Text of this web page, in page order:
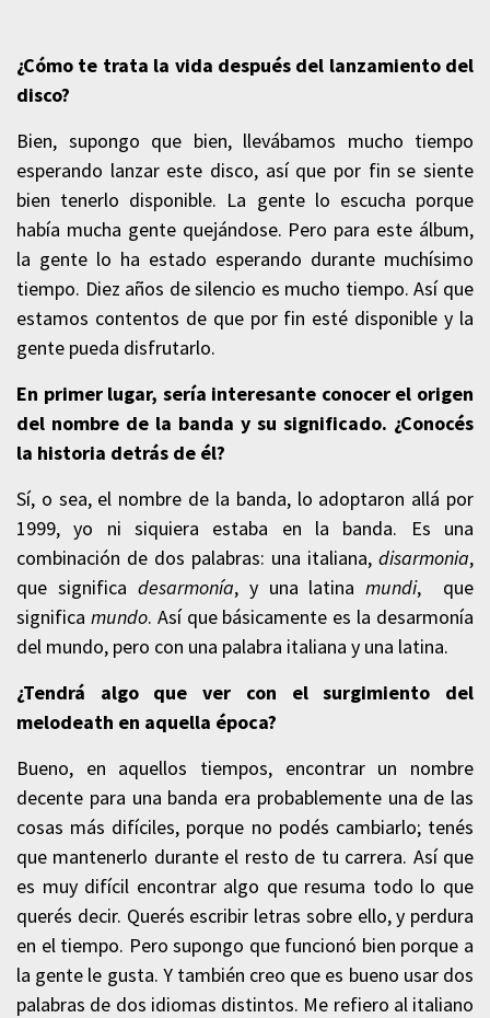
¿Cómo te trata la vida después del lanzamiento del
disco?
Bien, supongo que bien, llevábamos mucho tiempo
esperando lanzar este disco, así que por fin se siente
bien tenerlo disponible. La gente lo escucha porque
había mucha gente quejándose. Pero para este álbum,
la gente lo ha estado esperando durante muchísimo
tiempo. Diez años de silencio es mucho tiempo. Así que
estamos contentos de que por fin esté disponible y la
gente pueda disfrutarlo.
En primer lugar, sería interesante conocer el origen
del nombre de la banda y su significado. ¿Conocés
la historia detrás de él?
Sí, o sea, el nombre de la banda, lo adoptaron allá por
1999, yo ni siquiera estaba en la banda. Es una
combinación de dos palabras: una italiana, disarmonia,
que significa desarmonía, y una latinamundi, que
significa mundo. Así que básicamente es la desarmonía
del mundo, pero con una palabra italiana y una latina.
¿Tendrá algo que ver con el surgimiento del
melodeath en aquella época?
Bueno, en aquellos tiempos, encontrar un nombre
decente para una banda era probablemente una de las
cosas más difíciles, porque no podés cambiarlo; tenés
que mantenerlo durante el resto de tu carrera. Así que
es muy difícil encontrar algo que resuma todo lo que
querés decir. Querés escribir letras sobre ello, y perdura
en el tiempo. Pero supongo que funcionó bien porque a
la gente le gusta. Y también creo que es bueno usar dos
palabras de dos idiomas distintos. Me refiero al italiano